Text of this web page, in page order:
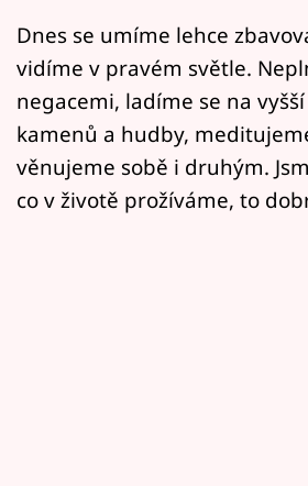
Mámy sobě
Přihlášení
Dnes se umíme lehce
vidíme v pravém světle.
negacemi, ladíme se na
kamenů a hudby,
věnujeme sobě i druhým.
co v životě prožíváme, to